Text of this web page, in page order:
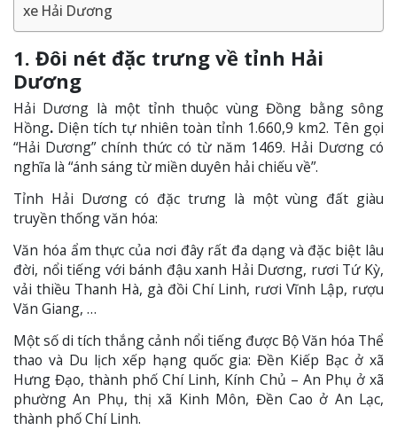
xe Hải Dương
1. Đôi nét đặc trưng về tỉnh Hải
Dương
Hải Dương là một tỉnh thuộc vùng Đồng bằng sông
Hồng. Diện tích tự nhiên toàn tỉnh 1.660,9 km2. Tên gọi
“Hải Dương” chính thức có từ năm 1469. Hải Dương có
nghĩa là “ánh sáng từ miền duyên hải chiếu về”.
Tỉnh Hải Dương có đặc trưng là một vùng đất giàu
truyền thống văn hóa:
Văn hóa ẩm thực của nơi đây rất đa dạng và đặc biệt lâu
đời, nổi tiếng với bánh đậu xanh Hải Dương, rươi Tứ Kỳ,
vải thiều Thanh Hà, gà đồi Chí Linh, rươi Vĩnh Lập, rượu
Văn Giang, …
Một số di tích thắng cảnh nổi tiếng được Bộ Văn hóa Thể
thao và Du lịch xếp hạng quốc gia: Đền Kiếp Bạc ở xã
Hưng Đạo, thành phố Chí Linh, Kính Chủ – An Phụ ở xã
phường An Phụ, thị xã Kinh Môn, Đền Cao ở An Lạc,
thành phố Chí Linh.